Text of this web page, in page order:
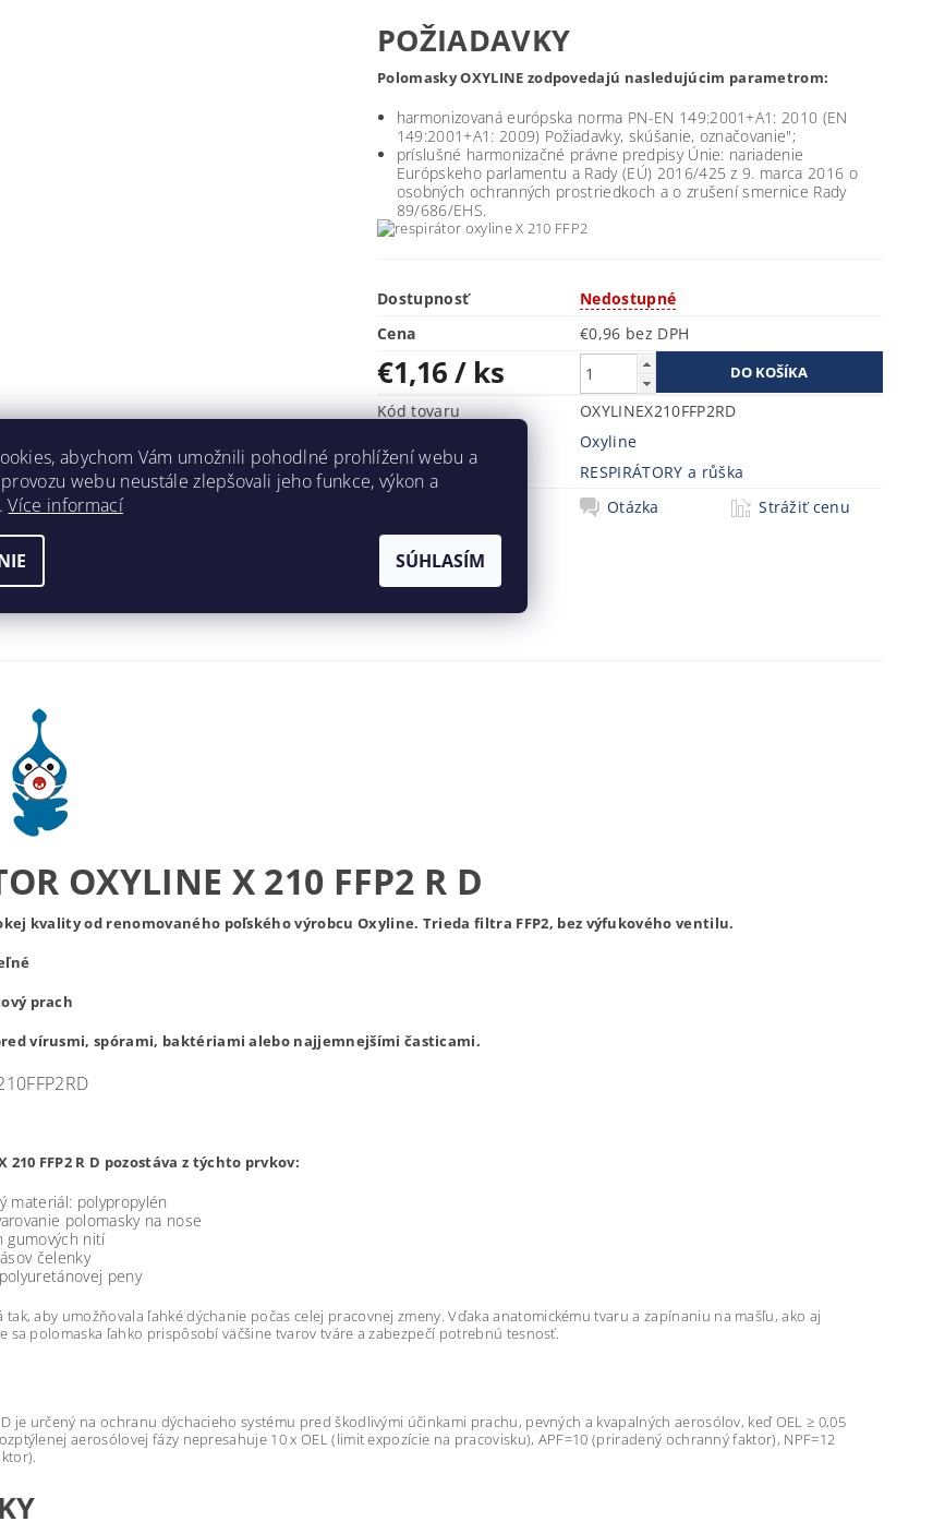
POŽIADAVKY
Polomasky OXYLINE zodpovedajú nasledujúcim parametrom:
harmonizovaná európska norma PN-EN 149:2001+A1: 2010 (EN
149:2001+A1: 2009) Požiadavky, skúšanie, označovanie";
príslušné harmonizačné právne predpisy Únie: nariadenie
Európskeho parlamentu a Rady (EÚ) 2016/425 z 9. marca 2016 o
osobných ochranných prostriedkoch a o zrušení smernice Rady
89/686/EHS.
Dostupnosť
Nedostupné
Cena
€0,96 bez DPH
€1,16/ ks
Kód tovaru
OXYLINEX210FFP2RD
Oxyline
Kategória
RESPIRÁTORY a růška
Otázka Strážiť cenu
OXYLINE X 210 FFP2 R D
kvality od renomovaného poľského výrobcu Oxyline. Trieda filtra FFP2, bez výfukového ventilu.
prach
vírusmi, spórami, baktériami alebo najjemnejšími časticami.
FFP2 R D pozostáva z týchto prvkov:
materiál: polypropylén
polomasky na nose
gumových nití
čelenky
peny
tak, aby umožňovala ľahké dýchanie počas celej pracovnej zmeny. Vďaka anatomickému tvaru a zapínaniu na mašľu, ako aj
sa polomaska ľahko prispôsobí väčšine tvarov tváre a zabezpečí potrebnú tesnosť.
D je určený na ochranu dýchacieho systému pred škodlivými účinkami prachu, pevných a kvapalných aerosólov, keď OEL ≥ 0,05
aerosólovej fázy nepresahuje 10 x OEL (limit expozície na pracovisku), APF=10 (priradený ochranný faktor), NPF=12
abychom Vám umožnili pohodlné prohlížení webu a
webu neustále zlepšovali jeho funkce, výkon a
Více informací
SÚHLASÍM